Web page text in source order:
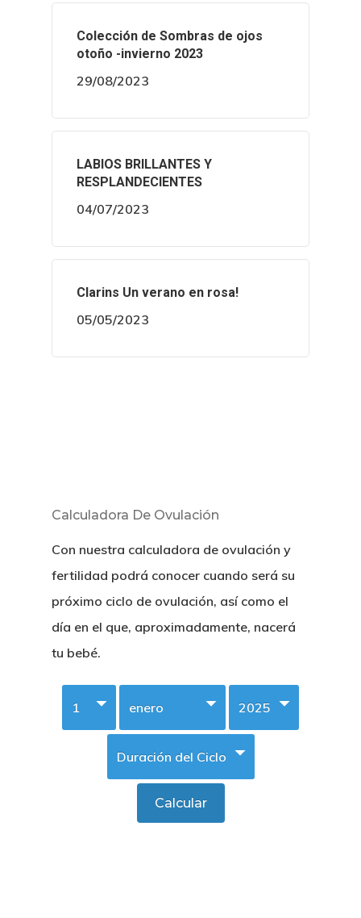
Colección de Sombras de ojos
otoño -invierno 2023
29/08/2023
LABIOS BRILLANTES Y
RESPLANDECIENTES
04/07/2023
Clarins Un verano en rosa!
05/05/2023
Calculadora De Ovulación
Con nuestra calculadora de ovulación y
fertilidad podrá conocer cuando será su
próximo ciclo de ovulación, así como el
día en el que, aproximadamente, nacerá
tu bebé.